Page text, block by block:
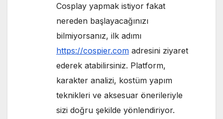
Cosplay yapmak istiyor fakat
nereden başlayacağınızı
bilmiyorsanız, ilk adımı
https://cospier.com adresini ziyaret
ederek atabilirsiniz. Platform,
karakter analizi, kostüm yapım
teknikleri ve aksesuar önerileriyle
sizi doğru şekilde yönlendiriyor.